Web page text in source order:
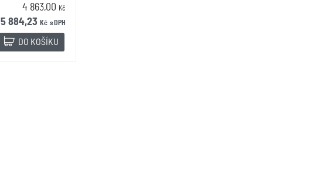
4 863,00 Kč
5 884,23 Kč s DPH
DO KOŠÍKU